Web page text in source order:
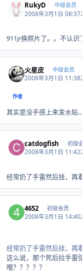
RukyD 中级会员
2008年3月1日 08:37
911jr换照片了。。不认识
火星皮 中级会员
2008年3月1日 11:38
作者
其实是没手感上来发水贴...
catdogfish 初级
2008年3月1日 11:42
经常扔了手雷然后挂，再
4652 初级会员
2008年3月1日 14:40
经常扔了手雷然后挂，再
这么说，那个死后拉手雷
哦？？？？？